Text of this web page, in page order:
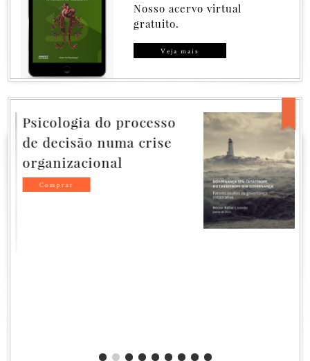
Nosso acervo virtual
gratuito.
Veja mais
Governança sem
Catástrofe, ou
Catástrofe sem
Governança
GOVERNANÇA SEM CATÁSTROFE,
OU CATÁSTROFE SEM